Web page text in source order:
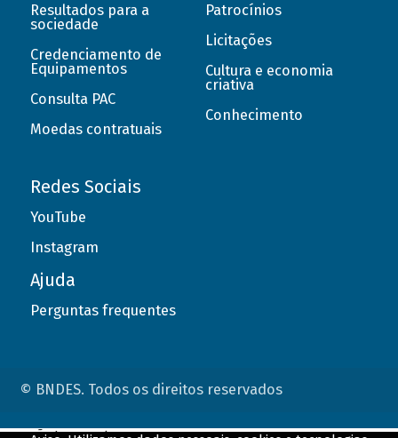
Resultados para a
sociedade
Credenciamento de
Equipamentos
Consulta PAC
Moedas contratuais
Patrocínios
Licitações
Cultura e economia
criativa
Conhecimento
Redes Sociais
YouTube
Instagram
Ajuda
Perguntas frequentes
© BNDES. Todos os direitos reservados